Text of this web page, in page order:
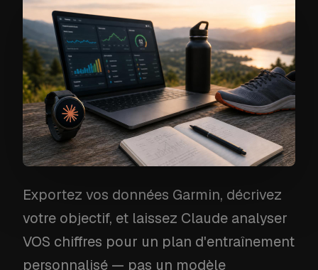
Exportez vos données Garmin, décrivez
votre objectif, et laissez Claude analyser
VOS chiffres pour un plan d'entraînement
personnalisé — pas un modèle